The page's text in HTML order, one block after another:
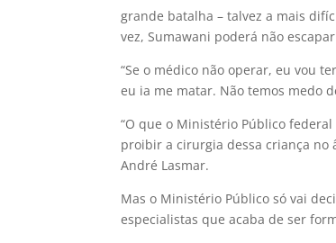
grande batalha – talvez a mais
vez, Sumawani poderá não
“Se o médico não operar, eu vou
eu ia me matar. Não temos medo
“O que o Ministério Público
proibir a cirurgia dessa criança no
André Lasmar.
Mas o Ministério Público só vai
especialistas que acaba de ser